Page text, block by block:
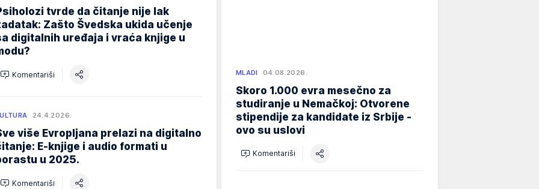
tvrde da čitanje nije lak
Zašto Švedska ukida učenje
digitalnih uređaja i vraća knjige u
Komentariši
24.4.2026.
više Evropljana prelazi na digitalno
E-knjige i audio formati u
u 2025.
Komentariši
MLADI 04.08.2026.
Skoro 1.000 evra mesečno za
studiranje u Nemačkoj: Otvorene
stipendije za kandidate iz Srbije -
ovo su uslovi
Komentariši